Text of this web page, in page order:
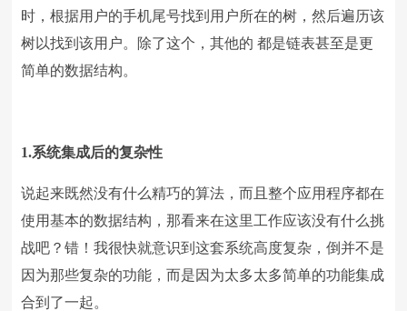
时，根据用户的手机尾号找到用户所在的树，然后遍历该
树以找到该用户。除了这个，其他的 都是链表甚至是更
简单的数据结构。
1.系统集成后的复杂性
说起来既然没有什么精巧的算法，而且整个应用程序都在
使用基本的数据结构，那看来在这里工作应该没有什么挑
战吧？错！我很快就意识到这套系统高度复杂，倒并不是
因为那些复杂的功能，而是因为太多太多简单的功能集成
合到了一起。